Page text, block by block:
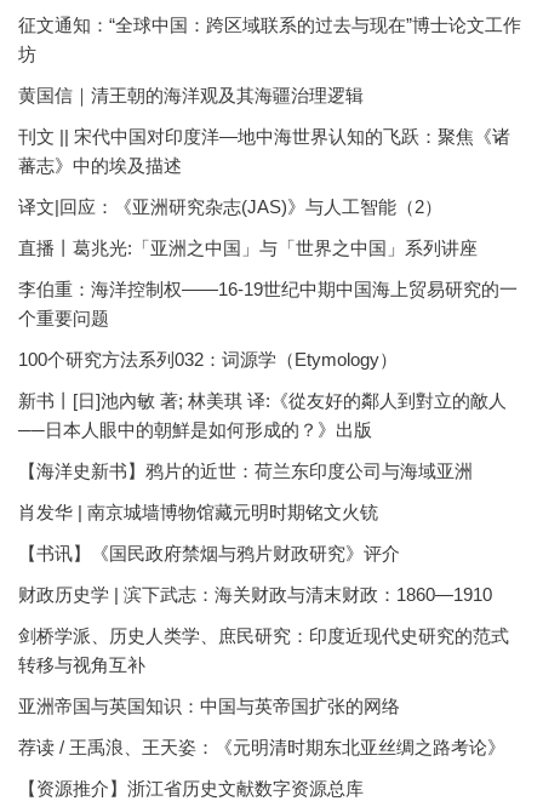
征文通知：“全球中国：跨区域联系的过去与现在”博士论文工作
坊
黄国信｜清王朝的海洋观及其海疆治理逻辑
刊文 || 宋代中国对印度洋—地中海世界认知的飞跃：聚焦《诸
蕃志》中的埃及描述
译文|回应：《亚洲研究杂志(JAS)》与人工智能（2）
直播丨葛兆光:「亚洲之中国」与「世界之中国」系列讲座
李伯重：海洋控制权——16-19世纪中期中国海上贸易研究的一
个重要问题
100个研究方法系列032：词源学（Etymology）
新书丨[日]池內敏 著; 林美琪 译:《從友好的鄰人到對立的敵人
──日本人眼中的朝鮮是如何形成的？》出版
【海洋史新书】鸦片的近世：荷兰东印度公司与海域亚洲
肖发华 | 南京城墙博物馆藏元明时期铭文火铳
【书讯】《国民政府禁烟与鸦片财政研究》评介
财政历史学 | 滨下武志：海关财政与清末财政：1860—1910
剑桥学派、历史人类学、庶民研究：印度近现代史研究的范式
转移与视角互补
亚洲帝国与英国知识：中国与英帝国扩张的网络
荐读 / 王禹浪、王天姿：《元明清时期东北亚丝绸之路考论》
【资源推介】浙江省历史文献数字资源总库